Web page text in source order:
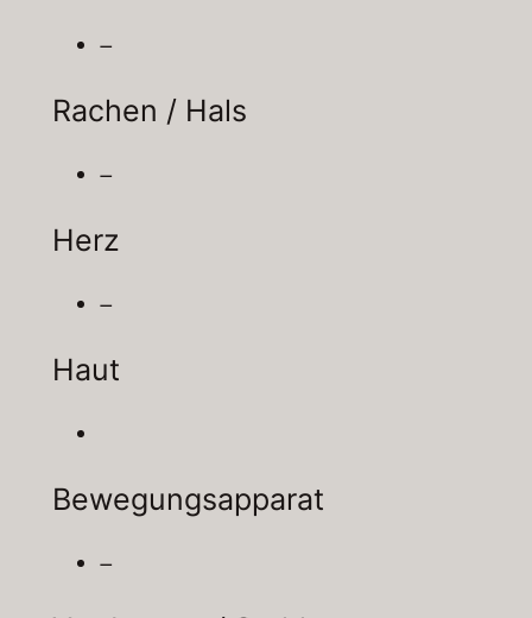
–
Rachen / Hals
–
Herz
–
Haut
Bewegungsapparat
–